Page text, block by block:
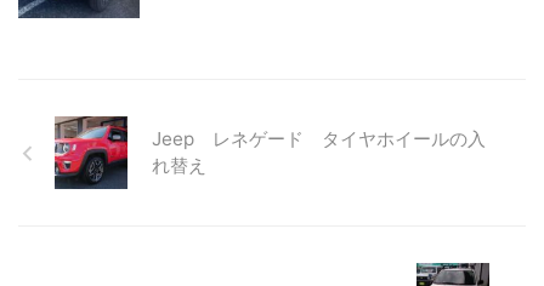
Jeep レネゲード タイヤホイールの入
れ替え